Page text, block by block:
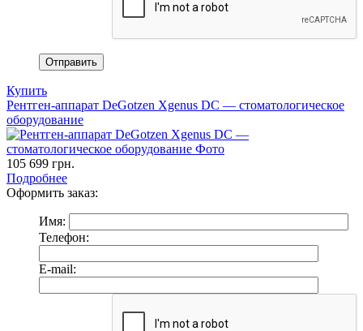
Купить
Рентген-аппарат DeGotzen Xgenus DC — стоматологическое
оборудование
105 699 грн.
Подробнее
Оформить заказ:
Имя:
Телефон:
E-mail: